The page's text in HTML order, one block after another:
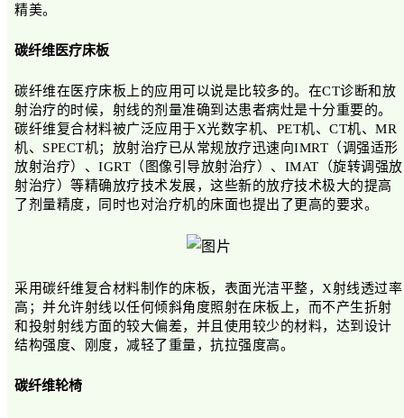
精美。
碳纤维医疗床板
碳纤维在医疗床板上的应用可以说是比较多的。在CT诊断和放
射治疗的时候，射线的剂量准确到达患者病灶是十分重要的。
碳纤维复合材料被广泛应用于X光数字机、PET机、CT机、MR
机、SPECT机；放射治疗已从常规放疗迅速向IMRT（调强适形
放射治疗）、IGRT（图像引导放射治疗）、IMAT（旋转调强放
射治疗）等精确放疗技术发展，这些新的放疗技术极大的提高
了剂量精度，同时也对治疗机的床面也提出了更高的要求。
采用碳纤维复合材料制作的床板，表面光洁平整，X射线透过率
高；并允许射线以任何倾斜角度照射在床板上，而不产生折射
和投射射线方面的较大偏差，并且使用较少的材料，达到设计
结构强度、刚度，减轻了重量，抗拉强度高。
碳纤维轮椅